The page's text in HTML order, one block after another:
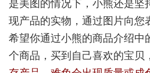
现产品的实物，通过图片向您
希望你通过小熊的商品介绍中
个商品，买到自己喜欢的宝贝，